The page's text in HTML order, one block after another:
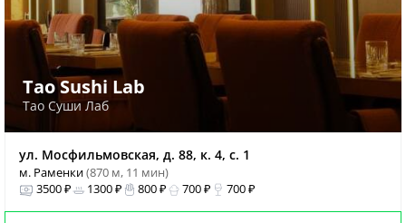
Tao Sushi Lab
Тао Суши Лаб
ул. Мосфильмовская, д. 88, к. 4, с. 1
м. Раменки(870 м, 11 мин)
3500 ₽
1300 ₽ 800 ₽ 700 ₽ 700 ₽